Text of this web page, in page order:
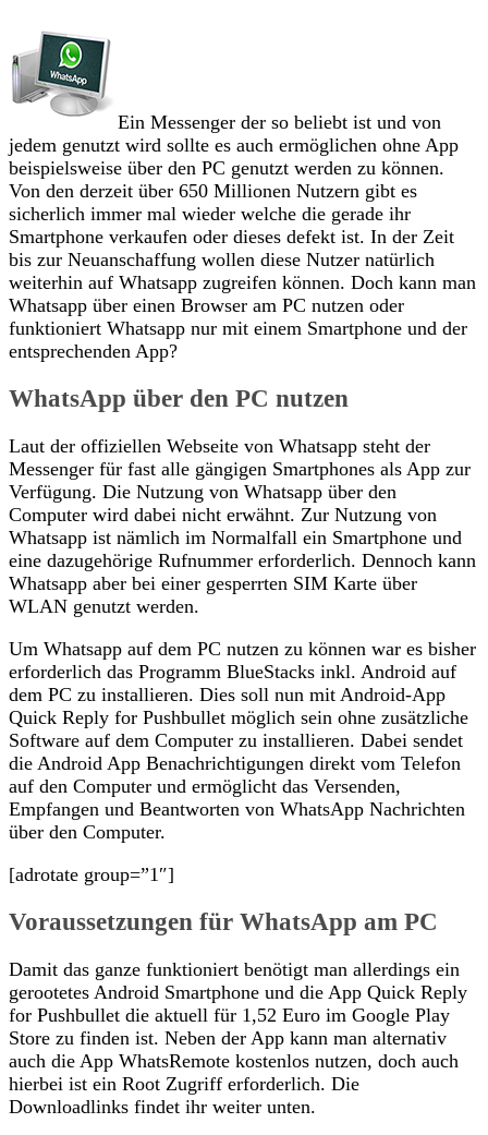
Ein Messenger der so beliebt ist und von
jedem genutzt wird sollte es auch ermöglichen ohne App
beispielsweise über den PC genutzt werden zu können.
Von den derzeit über 650 Millionen Nutzern gibt es
sicherlich immer mal wieder welche die gerade ihr
Smartphone verkaufen oder dieses defekt ist. In der Zeit
bis zur Neuanschaffung wollen diese Nutzer natürlich
weiterhin auf Whatsapp zugreifen können. Doch kann man
Whatsapp über einen Browser am PC nutzen oder
funktioniert Whatsapp nur mit einem Smartphone und der
entsprechenden App?
WhatsApp über den PC nutzen
Laut der offiziellen Webseite von Whatsapp steht der
Messenger für fast alle gängigen Smartphones als App zur
Verfügung. Die Nutzung von Whatsapp über den
Computer wird dabei nicht erwähnt. Zur Nutzung von
Whatsapp ist nämlich im Normalfall ein Smartphone und
eine dazugehörige Rufnummer erforderlich. Dennoch kann
Whatsapp aber bei einer gesperrten SIM Karte über
WLAN genutzt werden.
Um Whatsapp auf dem PC nutzen zu können war es bisher
erforderlich das Programm BlueStacks inkl. Android auf
dem PC zu installieren. Dies soll nun mit Android-App
Quick Reply for Pushbullet möglich sein ohne zusätzliche
Software auf dem Computer zu installieren. Dabei sendet
die Android App Benachrichtigungen direkt vom Telefon
auf den Computer und ermöglicht das Versenden,
Empfangen und Beantworten von WhatsApp Nachrichten
über den Computer.
[adrotate group=”1″]
Voraussetzungen für WhatsApp am PC
Damit das ganze funktioniert benötigt man allerdings ein
gerootetes Android Smartphone und die App Quick Reply
for Pushbullet die aktuell für 1,52 Euro im Google Play
Store zu finden ist. Neben der App kann man alternativ
auch die App WhatsRemote kostenlos nutzen, doch auch
hierbei ist ein Root Zugriff erforderlich. Die
Downloadlinks findet ihr weiter unten.